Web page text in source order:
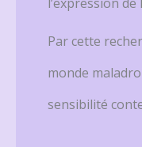
Par cette
monde
sensibilité